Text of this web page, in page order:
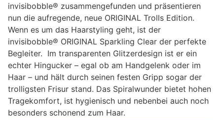
invisibobble® zusammengefunden und präsentieren
nun die aufregende, neue ORIGINAL Trolls Edition.
Wenn es um das Haarstyling geht, ist der
invisibobble® ORIGINAL Sparkling Clear der perfekte
Begleiter. Im transparenten Glitzerdesign ist er ein
echter Hingucker – egal ob am Handgelenk oder im
Haar – und hält durch seinen festen Gripp sogar der
trolligsten Frisur stand. Das Spiralwunder bietet hohen
Tragekomfort, ist hygienisch und nebenbei auch noch
besonders schonend zum Haar.